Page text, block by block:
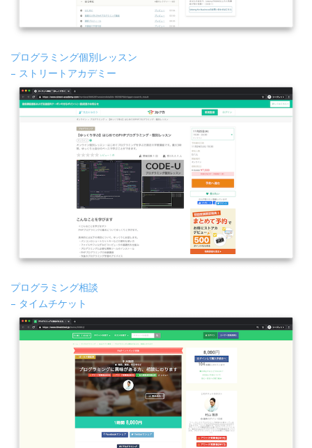
プログラミング個別レッスン
– ストリートアカデミー
プログラミング相談
– タイムチケット